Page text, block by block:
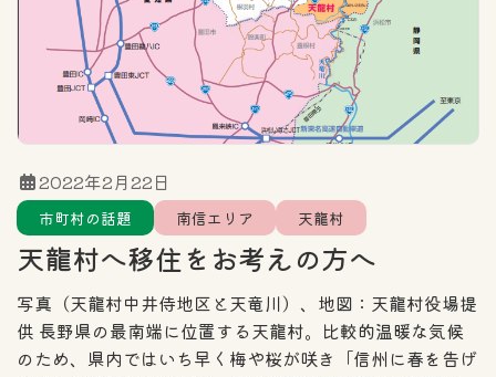
エリア
カテゴリー一覧 全域
北信エリア 東信エリア
中信エリア 南信エリア
フリーワード検索
市町村の話題 南信エリア 天龍村
天龍村へ移住をお考えの方へ
2022年2月22日
写真（天龍村中井侍地区と天竜川）、地図：天龍村役場提
供 長野県の最南端に位置する天龍村。比較的温暖な気候
のため、県内ではいち早く梅や桜が咲き「信州に春を告げ